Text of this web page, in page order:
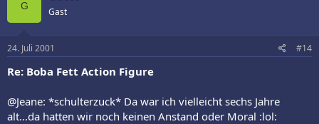
G Gast
24. Juli 2001 #14
Re: Boba Fett Action Figure
@Jeane: *schulterzuck* Da war ich vielleicht sechs Jahre
alt...da hatten wir noch keinen Anstand oder Moral :lol: